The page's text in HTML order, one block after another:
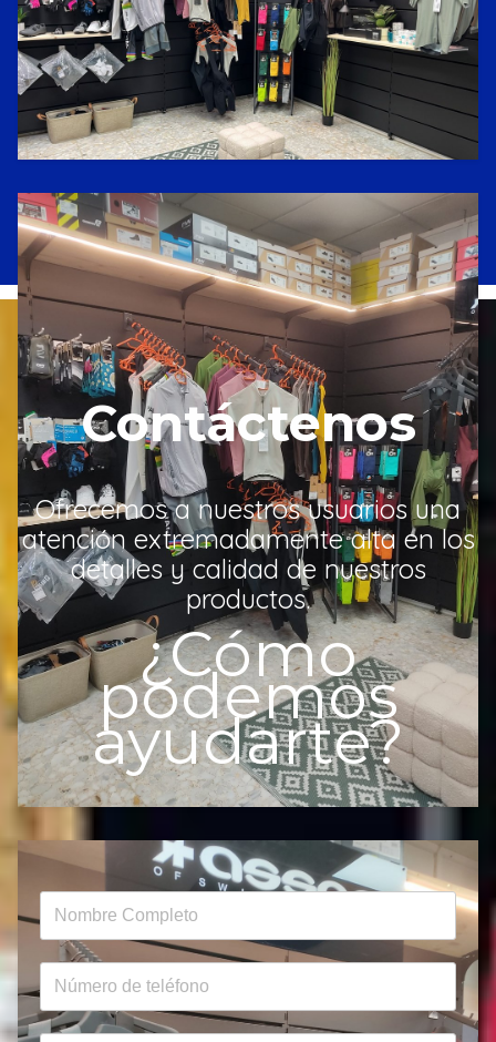
Contáctenos
Ofrecemos a nuestros usuarios una
atención extremadamente alta en los
detalles y calidad de nuestros
productos.
¿Cómo
podemos
ayudarte?